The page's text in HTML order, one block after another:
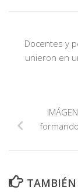
Docentes y
unieron en
TAMBIÉN